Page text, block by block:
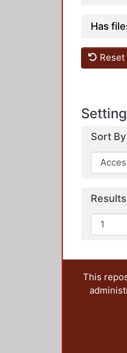
Has
Sort By
This